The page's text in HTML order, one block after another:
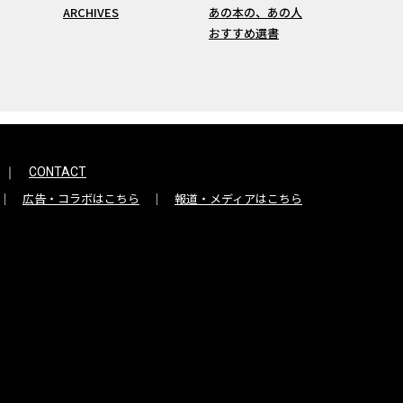
ARCHIVES
あの本の、あの人
おすすめ選書
CONTACT
広告・コラボはこちら 報道・メディアはこちら